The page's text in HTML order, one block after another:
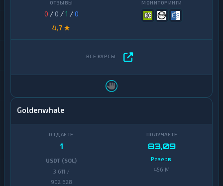
0 / 0 /1 /0
4,7 ★
Goldenwhale
1
USDT (SOL)
3 611 /
902 628
83,09
Резерв:
456 M